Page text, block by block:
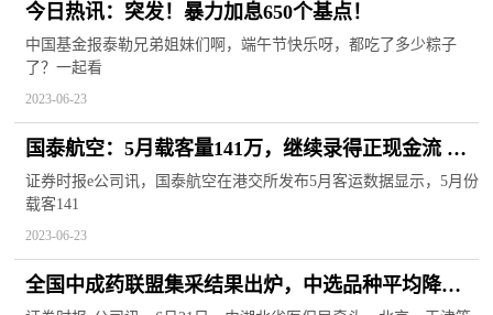
今日热讯：突发！暴力加息650个基点！
中国基金报泰勒兄弟姐妹们啊，端午节快乐呀，都吃了多少粽子
了？一起看
2023-06-23
国泰航空：5月载客量141万，继续录得正现金流 新
消息
证券时报e公司讯，国泰航空在港交所发布5月客运数据显示，5月份
载客141
2023-06-23
全国中成药联盟集采结果出炉，中选品种平均降价